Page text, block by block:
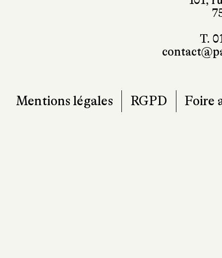
T.
Mentions légales RGPD Foire